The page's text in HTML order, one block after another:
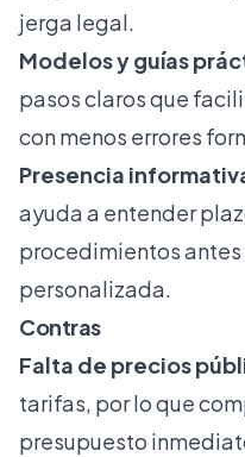
jerga legal.
Modelos y guías
pasos claros que
con menos errores
Presencia
ayuda a entender
procedimientos
personalizada.
Contras
Falta de precios
tarifas, por lo que
presupuesto